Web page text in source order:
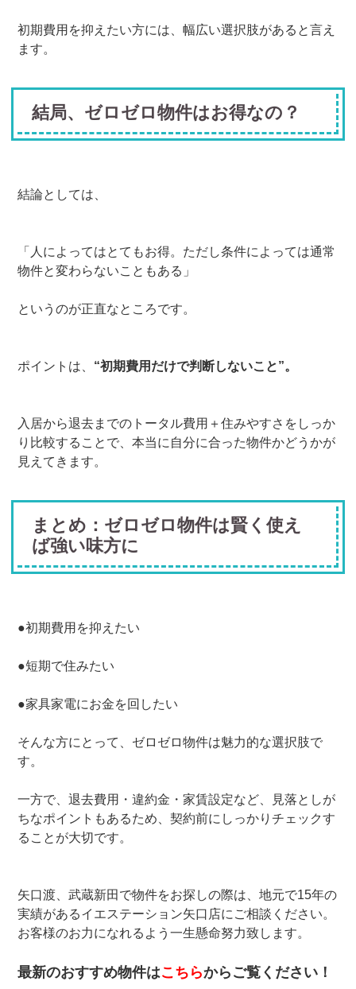
初期費用を抑えたい方には、幅広い選択肢があると言え
ます。
結局、ゼロゼロ物件はお得なの？
結論としては、
「人によってはとてもお得。ただし条件によっては通常
物件と変わらないこともある」
というのが正直なところです。
ポイントは、 “初期費用だけで判断しないこと”。
入居から退去までのトータル費用＋住みやすさをしっか
り比較することで、本当に自分に合った物件かどうかが
見えてきます。
まとめ：ゼロゼロ物件は賢く使え
ば強い味方に
●初期費用を抑えたい
●短期で住みたい
●家具家電にお金を回したい
そんな方にとって、ゼロゼロ物件は魅力的な選択肢で
す。
一方で、退去費用・違約金・家賃設定など、見落としが
ちなポイントもあるため、契約前にしっかりチェックす
ることが大切です。
矢口渡、武蔵新田で物件をお探しの際は、地元で15年の
実績があるイエステーション矢口店にご相談ください。
お客様のお力になれるよう一生懸命努力致します。
最新のおすすめ物件はこちらからご覧ください！